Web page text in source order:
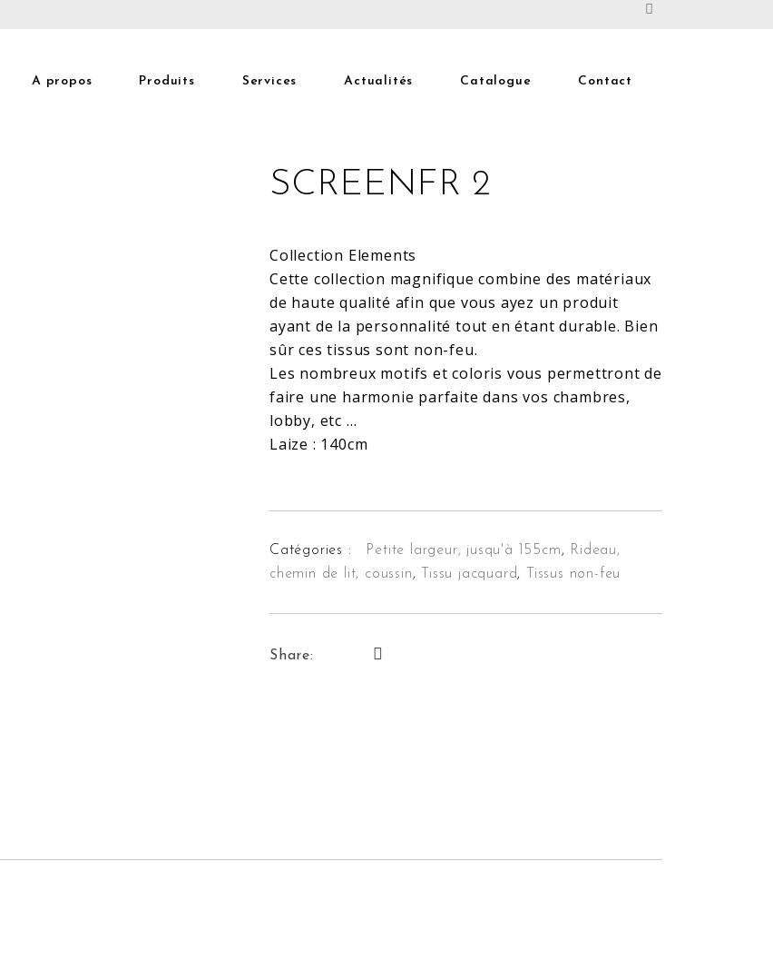
A propos Produits Services Actualités Catalogue Contact
SCREENFR 2
Collection Elements
Cette collection magnifique combine des matériaux
de haute qualité afin que vous ayez un produit
ayant de la personnalité tout en étant durable. Bien
sûr ces tissus sont non-feu.
Les nombreux motifs et coloris vous permettront de
faire une harmonie parfaite dans vos chambres,
lobby, etc …
Laize : 140cm
Catégories : Petite largeur, jusqu'à 155cm,
Rideau,
chemin de lit, coussin, Tissu jacquard, Tissus non-feu
Share: